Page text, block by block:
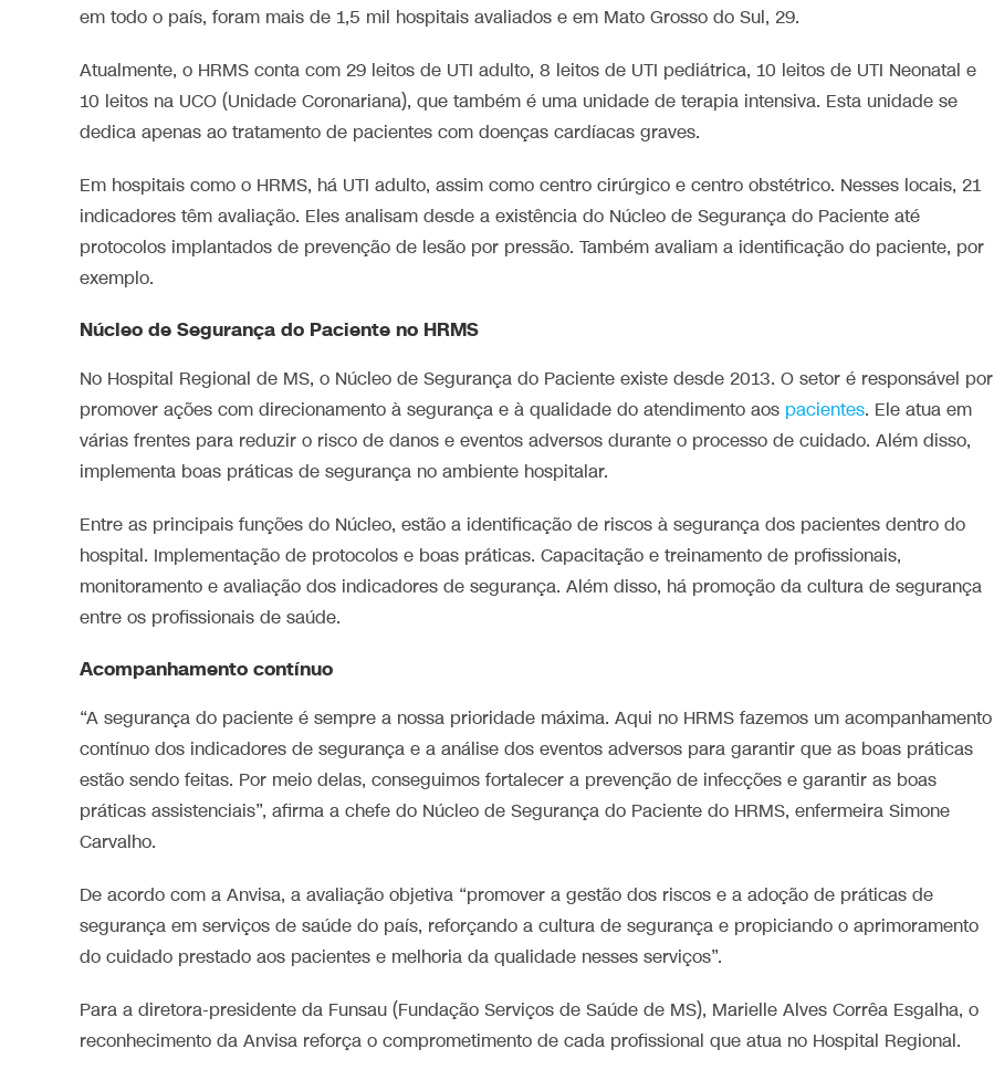
em todo o país, foram mais de 1,5 mil hospitais avaliados e em Mato Grosso do Sul, 29.
Atualmente, o HRMS conta com 29 leitos de UTI adulto, 8 leitos de UTI pediátrica, 10 leitos de UTI Neonatal e
10 leitos na UCO (Unidade Coronariana), que também é uma unidade de terapia intensiva. Esta unidade se
dedica apenas ao tratamento de pacientes com doenças cardíacas graves.
Em hospitais como o HRMS, há UTI adulto, assim como centro cirúrgico e centro obstétrico. Nesses locais, 21
indicadores têm avaliação. Eles analisam desde a existência do Núcleo de Segurança do Paciente até
protocolos implantados de prevenção de lesão por pressão. Também avaliam a identificação do paciente, por
exemplo.
Núcleo de Segurança do Paciente no HRMS
No Hospital Regional de MS, o Núcleo de Segurança do Paciente existe desde 2013. O setor é responsável por
promover ações com direcionamento à segurança e à qualidade do atendimento aos pacientes. Ele atua em
várias frentes para reduzir o risco de danos e eventos adversos durante o processo de cuidado. Além disso,
implementa boas práticas de segurança no ambiente hospitalar.
Entre as principais funções do Núcleo, estão a identificação de riscos à segurança dos pacientes dentro do
hospital. Implementação de protocolos e boas práticas. Capacitação e treinamento de profissionais,
monitoramento e avaliação dos indicadores de segurança. Além disso, há promoção da cultura de segurança
entre os profissionais de saúde.
Acompanhamento contínuo
“A segurança do paciente é sempre a nossa prioridade máxima. Aqui no HRMS fazemos um acompanhamento
contínuo dos indicadores de segurança e a análise dos eventos adversos para garantir que as boas práticas
estão sendo feitas. Por meio delas, conseguimos fortalecer a prevenção de infecções e garantir as boas
práticas assistenciais”, afirma a chefe do Núcleo de Segurança do Paciente do HRMS, enfermeira Simone
Carvalho.
De acordo com a Anvisa, a avaliação objetiva “promover a gestão dos riscos e a adoção de práticas de
segurança em serviços de saúde do país, reforçando a cultura de segurança e propiciando o aprimoramento
do cuidado prestado aos pacientes e melhoria da qualidade nesses serviços”.
Para a diretora-presidente da Funsau (Fundação Serviços de Saúde de MS), Marielle Alves Corrêa Esgalha, o
reconhecimento da Anvisa reforça o comprometimento de cada profissional que atua no Hospital Regional.